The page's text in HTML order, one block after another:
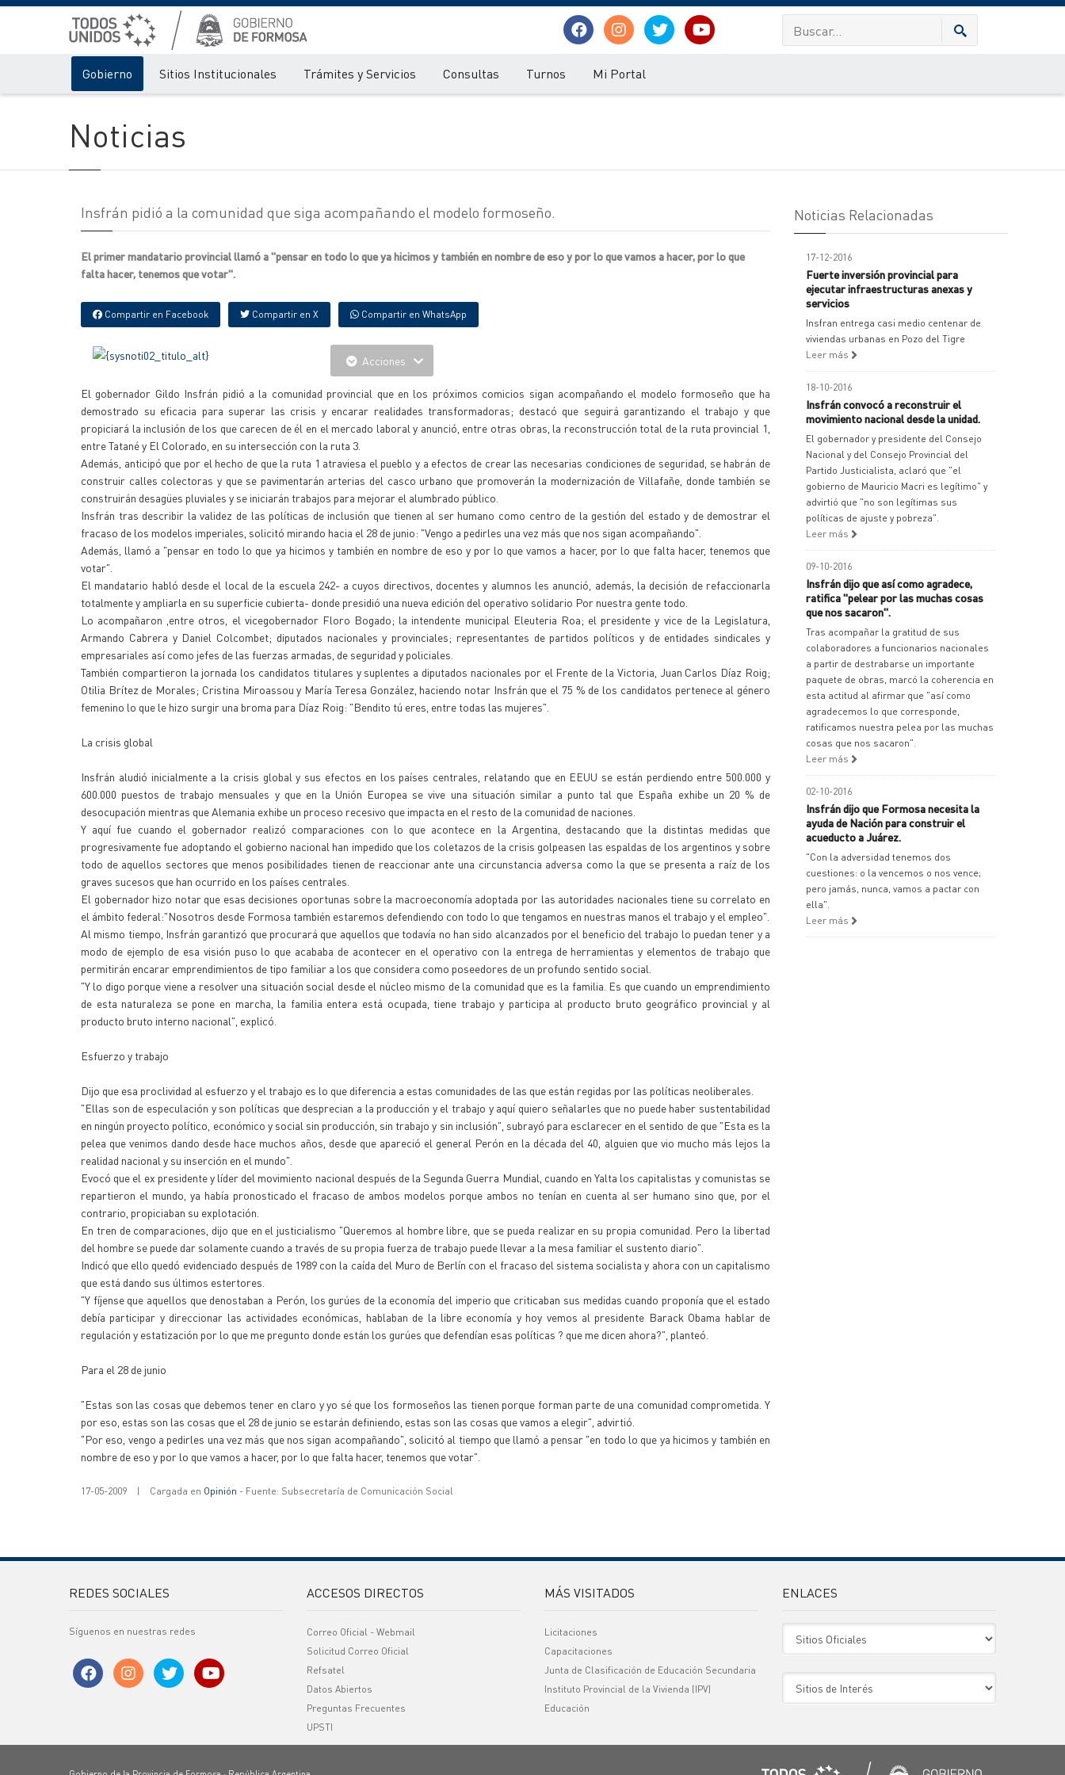
Gobierno Sitios Institucionales Trámites y Servicios Consultas Turnos Mi Portal
Noticias
Insfrán pidió a la comunidad que siga acompañando el modelo formoseño.
El primer mandatario provincial llamó a "pensar en todo lo que ya hicimos y también en nombre de eso y por lo que vamos a hacer, por lo que
falta hacer, tenemos que votar".
Compartir en Facebook Compartir en X Compartir en WhatsApp
Acciones
El gobernador Gildo Insfrán pidió a la comunidad provincial que en los próximos comicios sigan acompañando el modelo formoseño que ha
demostrado su eficacia para superar las crisis y encarar realidades transformadoras; destacó que seguirá garantizando el trabajo y que
propiciará la inclusión de los que carecen de él en el mercado laboral y anunció, entre otras obras, la reconstrucción total de la ruta provincial 1,
entre Tatané y El Colorado, en su intersección con la ruta 3.
Además, anticipó que por el hecho de que la ruta 1 atraviesa el pueblo y a efectos de crear las necesarias condiciones de seguridad, se habrán de
construir calles colectoras y que se pavimentarán arterias del casco urbano que promoverán la modernización de Villafañe, donde también se
construirán desagües pluviales y se iniciarán trabajos para mejorar el alumbrado público.
Insfrán tras describir la validez de las políticas de inclusión que tienen al ser humano como centro de la gestión del estado y de demostrar el
fracaso de los modelos imperiales, solicitó mirando hacia el 28 de junio: "Vengo a pedirles una vez más que nos sigan acompañando".
Además, llamó a "pensar en todo lo que ya hicimos y también en nombre de eso y por lo que vamos a hacer, por lo que falta hacer, tenemos que
votar".
El mandatario habló desde el local de la escuela 242- a cuyos directivos, docentes y alumnos les anunció, además, la decisión de refaccionarla
totalmente y ampliarla en su superficie cubierta- donde presidió una nueva edición del operativo solidario Por nuestra gente todo.
Lo acompañaron ,entre otros, el vicegobernador Floro Bogado; la intendente municipal Eleuteria Roa; el presidente y vice de la Legislatura,
Armando Cabrera y Daniel Colcombet; diputados nacionales y provinciales; representantes de partidos políticos y de entidades sindicales y
empresariales así como jefes de las fuerzas armadas, de seguridad y policiales.
También compartieron la jornada los candidatos titulares y suplentes a diputados nacionales por el Frente de la Victoria, Juan Carlos Díaz Roig;
Otilia Brítez de Morales; Cristina Miroassou y María Teresa González, haciendo notar Insfrán que el 75 % de los candidatos pertenece al género
femenino lo que le hizo surgir una broma para Díaz Roig: "Bendito tú eres, entre todas las mujeres".
La crisis global
Insfrán aludió inicialmente a la crisis global y sus efectos en los países centrales, relatando que en EEUU se están perdiendo entre 500.000 y
600.000 puestos de trabajo mensuales y que en la Unión Europea se vive una situación similar a punto tal que España exhibe un 20 % de
desocupación mientras que Alemania exhibe un proceso recesivo que impacta en el resto de la comunidad de naciones.
Y aquí fue cuando el gobernador realizó comparaciones con lo que acontece en la Argentina, destacando que la distintas medidas que
progresivamente fue adoptando el gobierno nacional han impedido que los coletazos de la crisis golpeasen las espaldas de los argentinos y sobre
todo de aquellos sectores que menos posibilidades tienen de reaccionar ante una circunstancia adversa como la que se presenta a raíz de los
graves sucesos que han ocurrido en los países centrales.
El gobernador hizo notar que esas decisiones oportunas sobre la macroeconomía adoptada por las autoridades nacionales tiene su correlato en
el ámbito federal:"Nosotros desde Formosa también estaremos defendiendo con todo lo que tengamos en nuestras manos el trabajo y el empleo".
Al mismo tiempo, Insfrán garantizó que procurará que aquellos que todavía no han sido alcanzados por el beneficio del trabajo lo puedan tener y a
modo de ejemplo de esa visión puso lo que acababa de acontecer en el operativo con la entrega de herramientas y elementos de trabajo que
permitirán encarar emprendimientos de tipo familiar a los que considera como poseedores de un profundo sentido social.
"Y lo digo porque viene a resolver una situación social desde el núcleo mismo de la comunidad que es la familia. Es que cuando un emprendimiento
de esta naturaleza se pone en marcha, la familia entera está ocupada, tiene trabajo y participa al producto bruto geográfico provincial y al
producto bruto interno nacional", explicó.
Esfuerzo y trabajo
Dijo que esa proclividad al esfuerzo y el trabajo es lo que diferencia a estas comunidades de las que están regidas por las políticas neoliberales.
"Ellas son de especulación y son políticas que desprecian a la producción y el trabajo y aquí quiero señalarles que no puede haber sustentabilidad
en ningún proyecto político, económico y social sin producción, sin trabajo y sin inclusión", subrayó para esclarecer en el sentido de que "Esta es la
pelea que venimos dando desde hace muchos años, desde que apareció el general Perón en la década del 40, alguien que vio mucho más lejos la
realidad nacional y su inserción en el mundo".
Evocó que el ex presidente y líder del movimiento nacional después de la Segunda Guerra Mundial, cuando en Yalta los capitalistas y comunistas se
repartieron el mundo, ya había pronosticado el fracaso de ambos modelos porque ambos no tenían en cuenta al ser humano sino que, por el
contrario, propiciaban su explotación.
En tren de comparaciones, dijo que en el justicialismo "Queremos al hombre libre, que se pueda realizar en su propia comunidad. Pero la libertad
del hombre se puede dar solamente cuando a través de su propia fuerza de trabajo puede llevar a la mesa familiar el sustento diario".
Indicó que ello quedó evidenciado después de 1989 con la caída del Muro de Berlín con el fracaso del sistema socialista y ahora con un capitalismo
que está dando sus últimos estertores.
"Y fíjense que aquellos que denostaban a Perón, los gurúes de la economía del imperio que criticaban sus medidas cuando proponía que el estado
debía participar y direccionar las actividades económicas, hablaban de la libre economía y hoy vemos al presidente Barack Obama hablar de
regulación y estatización por lo que me pregunto donde están los gurúes que defendían esas políticas ? que me dicen ahora?", planteó.
Para el 28 de junio
"Estas son las cosas que debemos tener en claro y yo sé que los formoseños las tienen porque forman parte de una comunidad comprometida. Y
por eso, estas son las cosas que el 28 de junio se estarán definiendo, estas son las cosas que vamos a elegir", advirtió.
"Por eso, vengo a pedirles una vez más que nos sigan acompañando", solicitó al tiempo que llamó a pensar "en todo lo que ya hicimos y también en
nombre de eso y por lo que vamos a hacer, por lo que falta hacer, tenemos que votar".
17-05-2009 | Cargada en Opinión - Fuente: Subsecretaría de Comunicación Social
Noticias Relacionadas
17-12-2016
Fuerte inversión provincial para
ejecutar infraestructuras anexas y
servicios
Insfran entrega casi medio centenar de
viviendas urbanas en Pozo del Tigre
Leer más
18-10-2016
Insfrán convocó a reconstruir el
movimiento nacional desde la unidad.
El gobernador y presidente del Consejo
Nacional y del Consejo Provincial del
Partido Justicialista, aclaró que "el
gobierno de Mauricio Macri es legítimo" y
advirtió que "no son legítimas sus
políticas de ajuste y pobreza".
Leer más
09-10-2016
Insfrán dijo que así como agradece,
ratifica "pelear por las muchas cosas
que nos sacaron".
Tras acompañar la gratitud de sus
colaboradores a funcionarios nacionales
a partir de destrabarse un importante
paquete de obras, marcó la coherencia en
esta actitud al afirmar que "así como
agradecemos lo que corresponde,
ratificamos nuestra pelea por las muchas
cosas que nos sacaron".
Leer más
02-10-2016
Insfrán dijo que Formosa necesita la
ayuda de Nación para construir el
acueducto a Juárez.
"Con la adversidad tenemos dos
cuestiones: o la vencemos o nos vence;
pero jamás, nunca, vamos a pactar con
ella".
Leer más
REDES SOCIALES
Síguenos en nuestras redes
ACCESOS DIRECTOS
Correo Oficial - Webmail
Solicitud Correo Oficial
Refsatel
Datos Abiertos
Preguntas Frecuentes
UPSTI
MÁS VISITADOS
Licitaciones
Capacitaciones
Junta de Clasificación de Educación Secundaria
Instituto Provincial de la Vivienda (IPV)
Educación
ENLACES